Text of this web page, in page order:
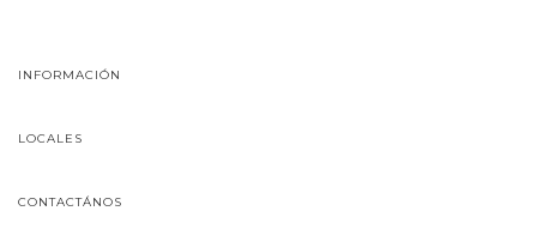
INFORMACIÓN
LOCALES
CONTACTÁNOS